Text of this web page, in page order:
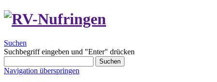
Suchen
Suchbegriff eingeben und "Enter" drücken
Suchen
Navigation überspringen